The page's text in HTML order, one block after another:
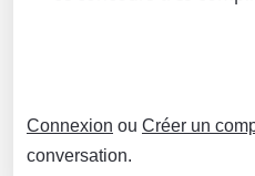
Connexion ou Créer un
conversation.